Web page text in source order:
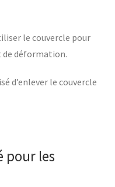
le couvercle pour
déformation.
d’enlever le couvercle
pour les